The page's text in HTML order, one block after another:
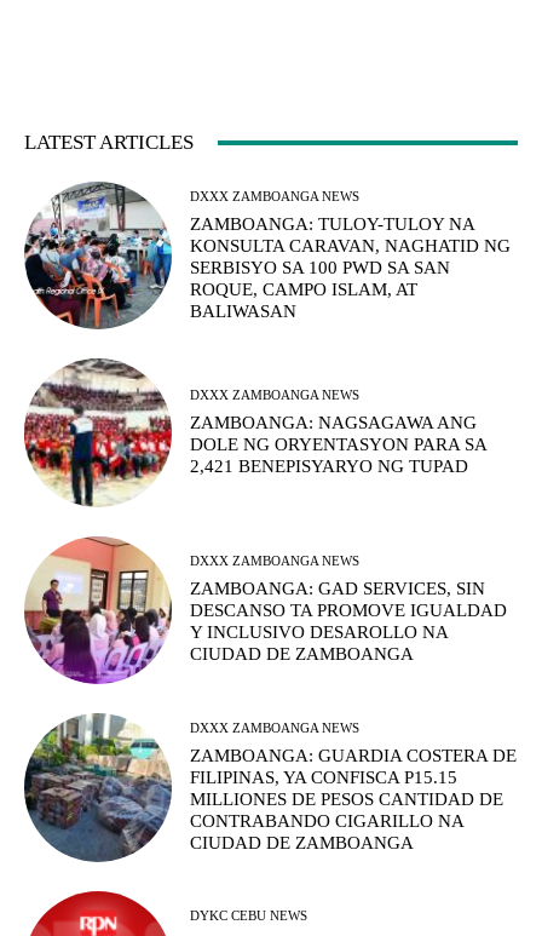
LATEST ARTICLES
DXXX ZAMBOANGA NEWS
ZAMBOANGA: TULOY-TULOY NA
KONSULTA CARAVAN, NAGHATID NG
SERBISYO SA 100 PWD SA SAN
ROQUE, CAMPO ISLAM, AT
BALIWASAN
DXXX ZAMBOANGA NEWS
ZAMBOANGA: NAGSAGAWA ANG
DOLE NG ORYENTASYON PARA SA
2,421 BENEPISYARYO NG TUPAD
DXXX ZAMBOANGA NEWS
ZAMBOANGA: GAD SERVICES, SIN
DESCANSO TA PROMOVE IGUALDAD
Y INCLUSIVO DESAROLLO NA
CIUDAD DE ZAMBOANGA
DXXX ZAMBOANGA NEWS
ZAMBOANGA: GUARDIA COSTERA DE
FILIPINAS, YA CONFISCA P15.15
MILLIONES DE PESOS CANTIDAD DE
CONTRABANDO CIGARILLO NA
CIUDAD DE ZAMBOANGA
DYKC CEBU NEWS